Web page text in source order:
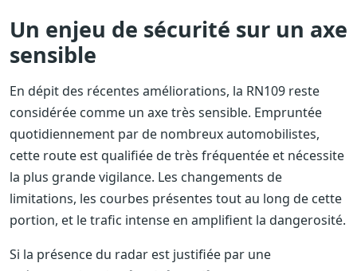
Un enjeu de sécurité sur un axe
sensible
En dépit des récentes améliorations, la RN109 reste
considérée comme un axe très sensible. Empruntée
quotidiennement par de nombreux automobilistes,
cette route est qualifiée de très fréquentée et nécessite
la plus grande vigilance. Les changements de
limitations, les courbes présentes tout au long de cette
portion, et le trafic intense en amplifient la dangerosité.
Si la présence du radar est justifiée par une